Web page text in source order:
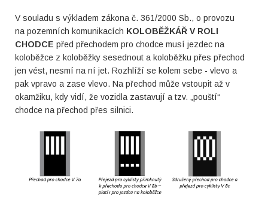
V souladu s výkladem zákona č. 361/2000 Sb., o provozu
na pozemních komunikacích KOLOBĚŽKÁŘ V ROLI
CHODCE před přechodem pro chodce musí jezdec na
koloběžce z koloběžky sesednout a koloběžku přes přechod
jen vést, nesmí na ní jet. Rozhlíží se kolem sebe - vlevo a
pak vpravo a zase vlevo. Na přechod může vstoupit až v
okamžiku, kdy vidí, že vozidla zastavují a tzv. „pouští“
chodce na přechod přes silnici.